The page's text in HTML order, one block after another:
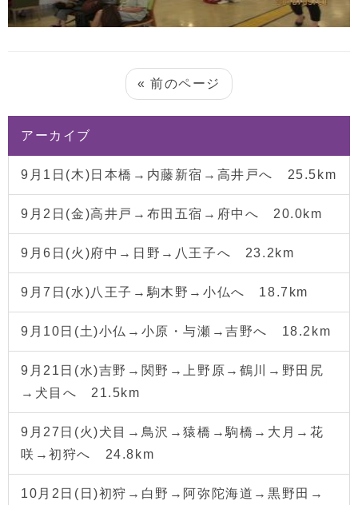
« 前のページ
アーカイブ
9月1日(木)日本橋→内藤新宿→高井戸へ 25.5km
9月2日(金)高井戸→布田五宿→府中へ 20.0km
9月6日(火)府中→日野→八王子へ 23.2km
9月7日(水)八王子→駒木野→小仏へ 18.7km
9月10日(土)小仏→小原・与瀬→吉野へ 18.2km
9月21日(水)吉野→関野→上野原→鶴川→野田尻
→犬目へ 21.5km
9月27日(火)犬目→鳥沢→猿橋→駒橋→大月→花
咲→初狩へ 24.8km
10月2日(日)初狩→白野→阿弥陀海道→黒野田→